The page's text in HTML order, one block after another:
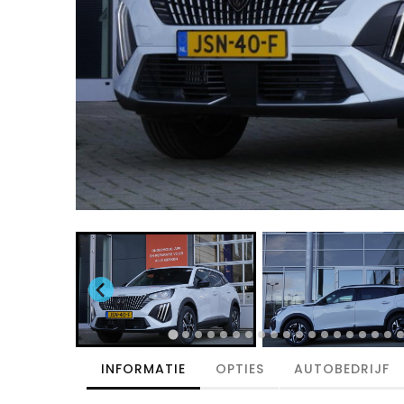
INFORMATIE OPTIES AUTOBEDRIJF